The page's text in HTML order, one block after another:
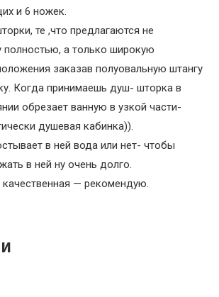
и 6 ножек.
те ,что предлагаются не
полностью, а только широкую
заказав полуовальную штангу
Когда принимаешь душ- шторка в
обрезает ванную в узкой части-
душевая кабинка)).
в ней вода или нет- чтобы
в ней ну очень долго.
качественная — рекомендую.